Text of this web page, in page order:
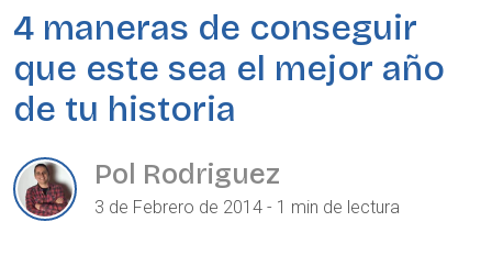
4 maneras de conseguir
que este sea el mejor año
de tu historia
Pol Rodriguez
3 de Febrero de 2014 - 1 min de lectura